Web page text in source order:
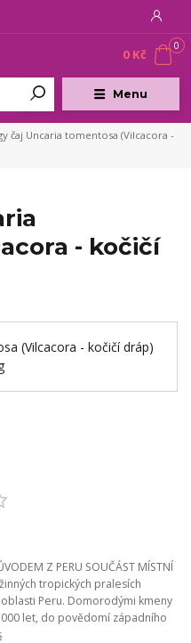
Menu
0
0 Kč
čaj Uncaria tomentosa (Vilcacora -
- kočičí
Z PERU SOUČÁST MÍSTNÍ
tropických pralesích
Peru. Domorodými kmeny
let, do povědomí západního